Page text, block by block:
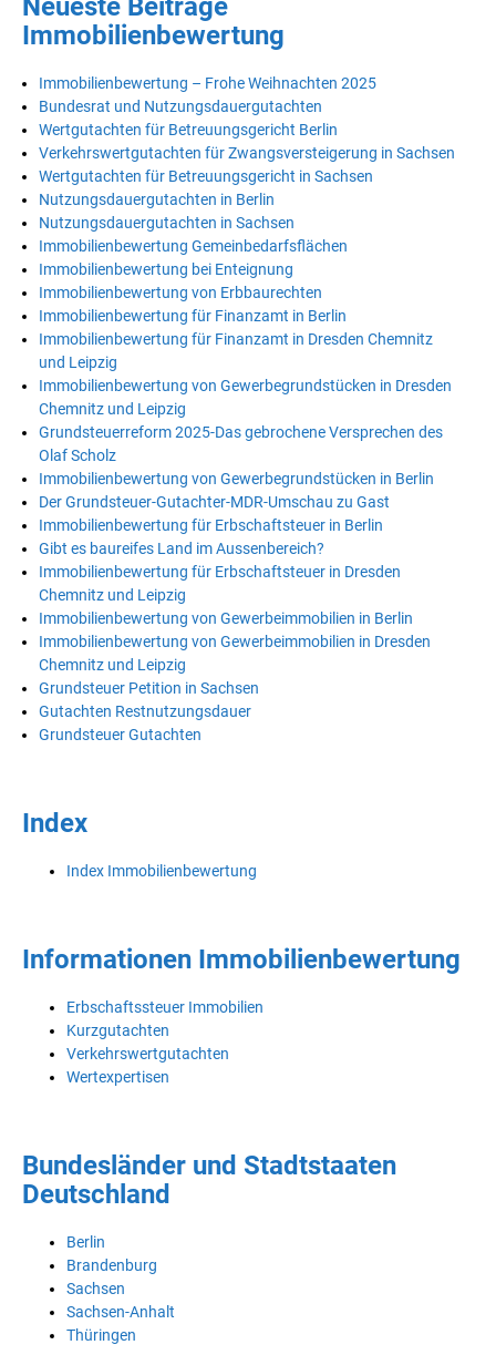
Neueste Beiträge
Immobilienbewertung
Immobilienbewertung – Frohe Weihnachten 2025
Bundesrat und Nutzungsdauergutachten
Wertgutachten für Betreuungsgericht Berlin
Verkehrswertgutachten für Zwangsversteigerung in Sachsen
Wertgutachten für Betreuungsgericht in Sachsen
Nutzungsdauergutachten in Berlin
Nutzungsdauergutachten in Sachsen
Immobilienbewertung Gemeinbedarfsflächen
Immobilienbewertung bei Enteignung
Immobilienbewertung von Erbbaurechten
Immobilienbewertung für Finanzamt in Berlin
Immobilienbewertung für Finanzamt in Dresden Chemnitz
und Leipzig
Immobilienbewertung von Gewerbegrundstücken in Dresden
Chemnitz und Leipzig
Grundsteuerreform 2025-Das gebrochene Versprechen des
Olaf Scholz
Immobilienbewertung von Gewerbegrundstücken in Berlin
Der Grundsteuer-Gutachter-MDR-Umschau zu Gast
Immobilienbewertung für Erbschaftsteuer in Berlin
Gibt es baureifes Land im Aussenbereich?
Immobilienbewertung für Erbschaftsteuer in Dresden
Chemnitz und Leipzig
Immobilienbewertung von Gewerbeimmobilien in Berlin
Immobilienbewertung von Gewerbeimmobilien in Dresden
Chemnitz und Leipzig
Grundsteuer Petition in Sachsen
Gutachten Restnutzungsdauer
Grundsteuer Gutachten
Index
Index Immobilienbewertung
Informationen Immobilienbewertung
Erbschaftssteuer Immobilien
Kurzgutachten
Verkehrswertgutachten
Wertexpertisen
Bundesländer und Stadtstaaten
Deutschland
Berlin
Brandenburg
Sachsen
Sachsen-Anhalt
Thüringen